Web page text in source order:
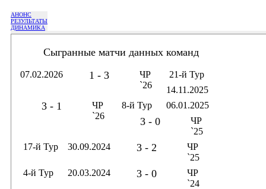
АНОНС
РЕЗУЛЬТАТЫ
ДИНАМИКА
Сыгранные матчи данных команд
07.02.2026 1 - 3
ЧР
`26
21-й Тур
14.11.2025
3 - 1
ЧР
`26
8-й Тур 06.01.2025
3 - 0
ЧР
`25
17-й Тур
30.09.2024 3 - 2
ЧР
`25
4-й Тур
20.03.2024 3 - 0
ЧР
`24